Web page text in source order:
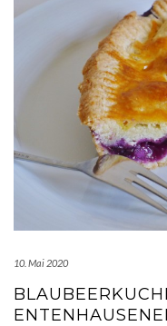
10. Mai 2020